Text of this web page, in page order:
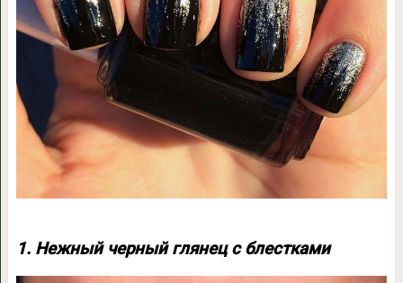
1. Нежный черный глянец с блестками